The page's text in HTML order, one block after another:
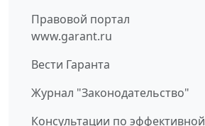
Правовой портал
www.garant.ru
Вести Гаранта
Журнал "Законодательство"
Консультации по эффективной